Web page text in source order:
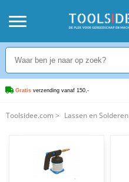
Gratis verzending vanaf 150,-
Toolsidee.com > Lassen en Solderen